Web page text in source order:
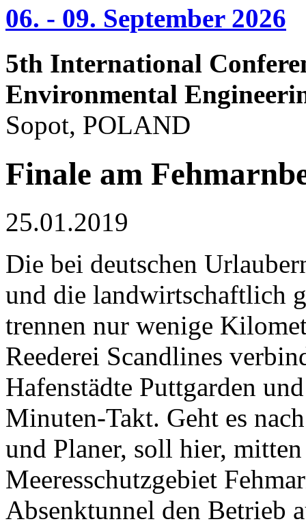
06. - 09. September 2026
5th International
Environmental
Sopot, POLAND
Finale am
25.01.2019
Die bei deutschen
und die landwirtschaftlich
trennen nur wenige
Reederei Scandlines
Hafenstädte Puttgarden
Minuten-Takt. Geht es
und Planer, soll hier,
Meeresschutzgebiet
Absenktunnel den Betrieb